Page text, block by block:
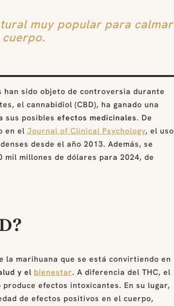
muy popular para calmar
sido objeto de controversia durante
el cannabidiol (CBD), ha ganado una
sus posiblesefectos medicinales. De
en elJournal of Clinical Psychology, el uso
desde el año 2013. Además, se
mil millones de dólares para 2024, de
la marihuana que se está convirtiendo en
y el bienestar. A diferencia del THC, el
efectos intoxicantes. En su lugar,
de efectos positivos en el cuerpo,